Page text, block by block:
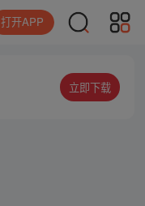
打开APP
立即下载